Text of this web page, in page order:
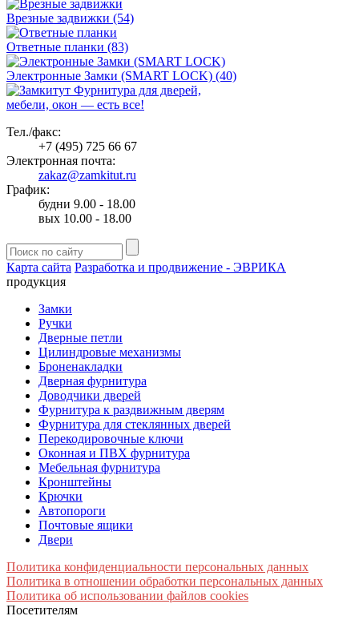
Врезные задвижки (54)
Ответные планки (83)
Электронные Замки (SMART LOCK) (40)
Фурнитура для дверей,
мебели, окон — есть все!
Тел./факс:
+7 (495) 725 66 67
Электронная почта:
zakaz@zamkitut.ru
График:
будни 9.00 - 18.00
вых 10.00 - 18.00
Карта сайта Разработка и продвижение - ЭВРИКА
продукция
Замки
Ручки
Дверные петли
Цилиндровые механизмы
Броненакладки
Дверная фурнитура
Доводчики дверей
Фурнитура к раздвижным дверям
Фурнитура для стеклянных дверей
Перекодировочные ключи
Оконная и ПВХ фурнитура
Мебельная фурнитура
Кронштейны
Крючки
Автопороги
Почтовые ящики
Двери
Политика конфиденциальности персональных данных
Политика в отношении обработки персональных данных
Политика об использовании файлов cookies
Посетителям